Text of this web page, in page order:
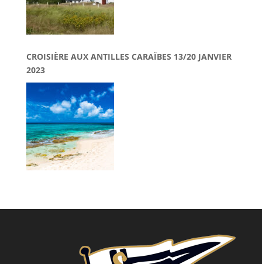
CROISIÈRE AUX ANTILLES CARAÏBES 13/20 JANVIER
2023